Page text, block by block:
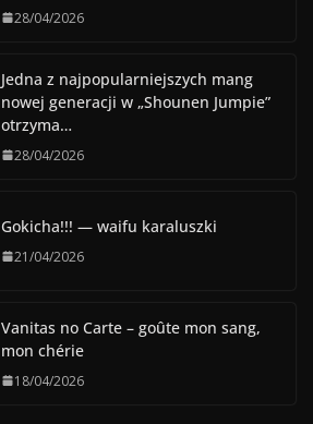
28/04/2026
Jedna z najpopularniejszych mang
nowej generacji w „Shounen Jumpie”
otrzyma…
28/04/2026
Gokicha!!! — waifu karaluszki
21/04/2026
Vanitas no Carte – goûte mon sang,
mon chérie
18/04/2026